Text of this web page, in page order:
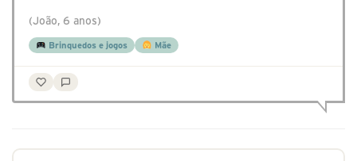
(João, 6 anos)
Brinquedos e jogos Mãe